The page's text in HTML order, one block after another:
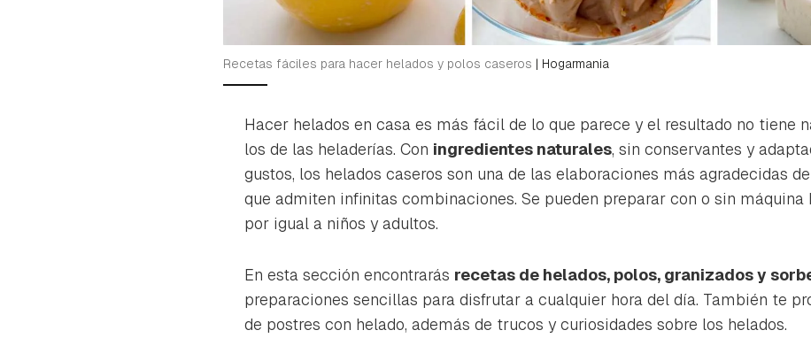
Recetas fáciles para hacer helados y polos caseros | Hogarmania
Hacer helados en casa es más fácil de lo que parece y el resultado no tiene
los de las heladerías. Con ingredientes naturales, sin conservantes y
gustos, los helados caseros son una de las elaboraciones más agradecidas
que admiten infinitas combinaciones. Se pueden preparar con o sin máquina
por igual a niños y adultos.
En esta sección encontrarás recetas de helados, polos, granizados y
preparaciones sencillas para disfrutar a cualquier hora del día. También te
de postres con helado, además de trucos y curiosidades sobre los helados.